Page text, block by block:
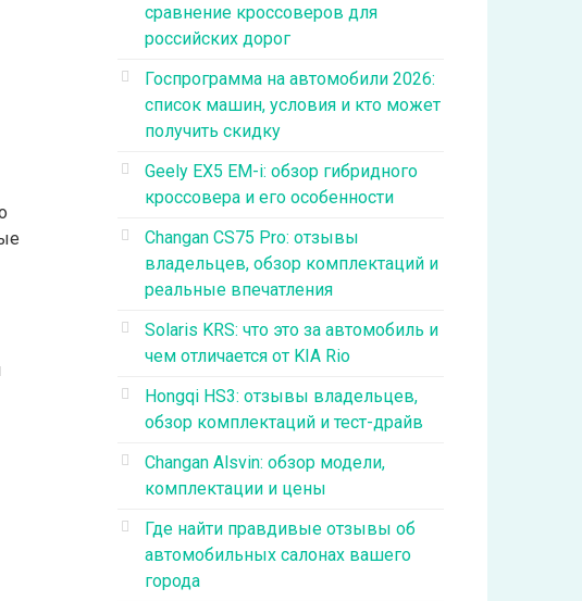
сравнение кроссоверов для
российских дорог
Госпрограмма на автомобили 2026:
список машин, условия и кто может
получить скидку
Geely EX5 EM-i: обзор гибридного
кроссовера и его особенности
Changan CS75 Pro: отзывы
владельцев, обзор комплектаций и
реальные впечатления
Solaris KRS: что это за автомобиль и
чем отличается от KIA Rio
Hongqi HS3: отзывы владельцев,
обзор комплектаций и тест-драйв
Changan Alsvin: обзор модели,
комплектации и цены
Где найти правдивые отзывы об
автомобильных салонах вашего
города